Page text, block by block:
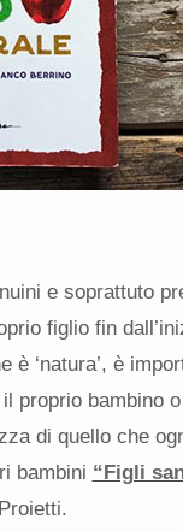
e soprattuto
figlio fin
‘natura’, è
proprio bambino
di quello che
bambini “Figli